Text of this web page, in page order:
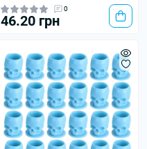
0
46.20 грн